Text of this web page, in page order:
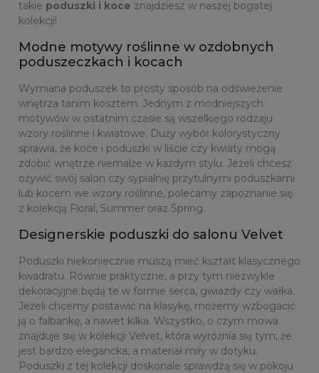
takie poduszki i koce znajdziesz w naszej bogatej
kolekcji!
Modne motywy roślinne w ozdobnych
poduszeczkach i kocach
Wymiana poduszek to prosty sposób na odświeżenie
wnętrza tanim kosztem. Jednym z modniejszych
motywów w ostatnim czasie są wszelkiego rodzaju
wzory roślinne i kwiatowe. Duży wybór kolorystyczny
sprawia, że koce i poduszki w liście czy kwiaty mogą
zdobić wnętrze niemalże w każdym stylu. Jeżeli chcesz
ożywić swój salon czy sypialnię przytulnymi poduszkami
lub kocem we wzory roślinne, polecamy zapoznanie się
z kolekcją Floral, Summer oraz Spring.
Designerskie poduszki do salonu Velvet
Poduszki niekoniecznie muszą mieć kształt klasycznego
kwadratu. Równie praktyczne, a przy tym niezwykle
dekoracyjne będą te w formie serca, gwiazdy czy wałka.
Jeżeli chcemy postawić na klasykę, możemy wzbogacić
ją o falbankę, a nawet kilka. Wszystko, o czym mowa
znajduje się w kolekcji Velvet, która wyróżnia się tym, że
jest bardzo elegancka, a materiał miły w dotyku.
Poduszki z tej kolekcji doskonale sprawdzą się w pokoju